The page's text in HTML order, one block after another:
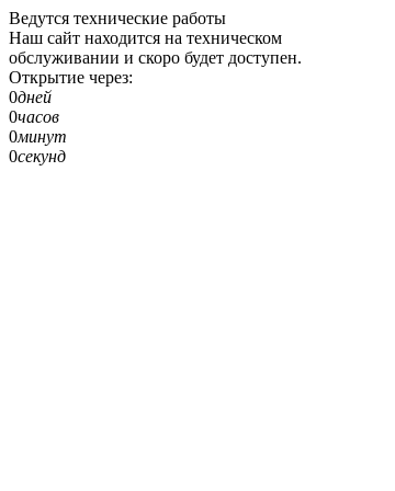
Ведутся технические работы
Наш сайт находится на техническом
обслуживании и скоро будет доступен.
Открытие через:
0дней
0часов
0минут
0секунд